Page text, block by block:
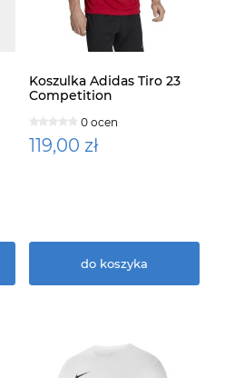
Koszulka Adidas Tiro 23
Competition
0 ocen
119,00 zł
do koszyka